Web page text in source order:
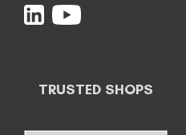
TRUSTED SHOPS